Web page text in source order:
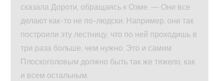
сказала Дороти, обращаясь к Озме. — Они все
делают как-то не по-людски. Например, они так
построили эту лестницу, что по ней проходишь в
три раза больше, чем нужно. Это и самим
Плоскоголовым должно быть так же тяжело, как
и всем остальным.